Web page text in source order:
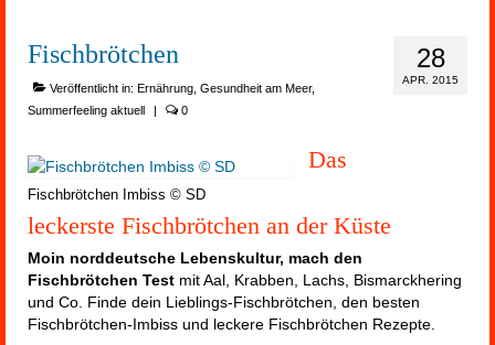
28
APR. 2015
Fischbrötchen
Veröffentlicht in: Ernährung Gesundheit am Meer,
Summerfeeling aktuell
| 0
Fischbrötchen Imbiss © SD
Das
leckerste Fischbrötchen an der Küste
Moin norddeutsche Lebenskultur, mach den
Fischbrötchen Test mit Aal, Krabben, Lachs, Bismarckhering
und Co. Finde dein Lieblings-Fischbrötchen, den besten
Fischbrötchen-Imbiss und leckere Fischbrötchen Rezepte.